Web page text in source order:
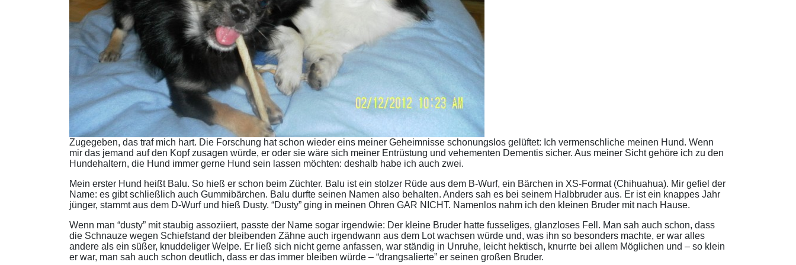
Zugegeben, das traf mich hart. Die Forschung hat schon wieder eins meiner Geheimnisse schonungslos gelüftet: Ich vermenschliche meinen Hund. Wenn
mir das jemand auf den Kopf zusagen würde, er oder sie wäre sich meiner Entrüstung und vehementen Dementis sicher. Aus meiner Sicht gehöre ich zu den
Hundehaltern, die Hund immer gerne Hund sein lassen möchten: deshalb habe ich auch zwei.
Mein erster Hund heißt Balu. So hieß er schon beim Züchter. Balu ist ein stolzer Rüde aus dem B-Wurf, ein Bärchen in XS-Format (Chihuahua). Mir gefiel der
Name: es gibt schließlich auch Gummibärchen. Balu durfte seinen Namen also behalten. Anders sah es bei seinem Halbbruder aus. Er ist ein knappes Jahr
jünger, stammt aus dem D-Wurf und hieß Dusty. “Dusty” ging in meinen Ohren GAR NICHT. Namenlos nahm ich den kleinen Bruder mit nach Hause.
Wenn man “dusty” mit staubig assoziiert, passte der Name sogar irgendwie: Der kleine Bruder hatte fusseliges, glanzloses Fell. Man sah auch schon, dass
die Schnauze wegen Schiefstand der bleibenden Zähne auch irgendwann aus dem Lot wachsen würde und, was ihn so besonders machte, er war alles
andere als ein süßer, knuddeliger Welpe. Er ließ sich nicht gerne anfassen, war ständig in Unruhe, leicht hektisch, knurrte bei allem Möglichen und – so klein
er war, man sah auch schon deutlich, dass er das immer bleiben würde – “drangsalierte” er seinen großen Bruder.